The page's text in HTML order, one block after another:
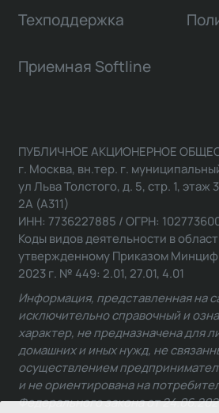
Техподдержка
Приемная Softline
ПУБЛИЧНОЕ АКЦИОНЕРНОЕ
г. Москва, вн.тер. г.
ул Льва Толстого, д. 5, стр. 1,
2А (А311)
ИНН: 7736227885 / ОГРН:
Коды видов деятельности в
утвержденному Приказом
2023 г. № 449: 2.01, 27.01, 4.01
Информация, представленная на
исключительно справочный и
характер, не предназначена для
домашних и иных нужд, не
осуществлением
и не ориентирована на
Федерального закона от